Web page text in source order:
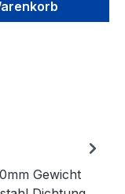
Gewicht